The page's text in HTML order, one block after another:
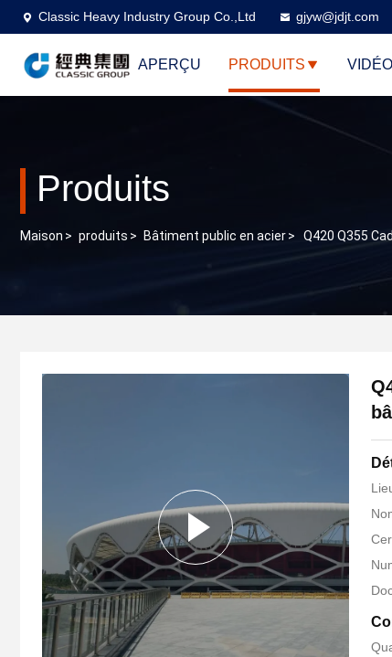
Classic Heavy Industry Group Co.,Ltd gjyw@jdjt.com
APERÇU PRODUITS
Produits
Maison > produits > Bâtiment public en acier> Q420 Q355